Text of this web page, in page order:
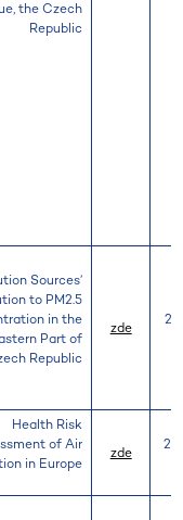
the Czech
Republic
Sources’
to PM2.5
in the
Part of
Republic
zde
Health Risk
of Air
in Europe
zde